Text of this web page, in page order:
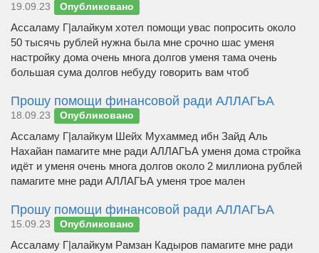
19.09.23 Опубликовано
Ассаламу Г|алайкум хотел помощи увас попросить около
50 тысячь рублей нужна была мне срочно шас уменя
настройку дома очень многа долгов уменя тама очень
большая сума долгов небуду говорить вам чтоб
Прошу помощи финансовой ради АЛЛАГЬА
18.09.23 Опубликовано
Ассаламу Г|алайкум Шейх Мухаммед ибн Зайд Аль
Нахайан памагите мне ради АЛЛАГЬА уменя дома стройка
идёт и уменя очень многа долгов около 2 миллиона рублей
памагите мне ради АЛЛАГЬА уменя трое мален
Прошу помощи финансовой ради АЛЛАГЬА
15.09.23 Опубликовано
Ассаламу Г|алайкум Рамзан Кадыров памагите мне ради